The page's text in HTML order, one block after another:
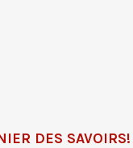
DES SAVOIRS!